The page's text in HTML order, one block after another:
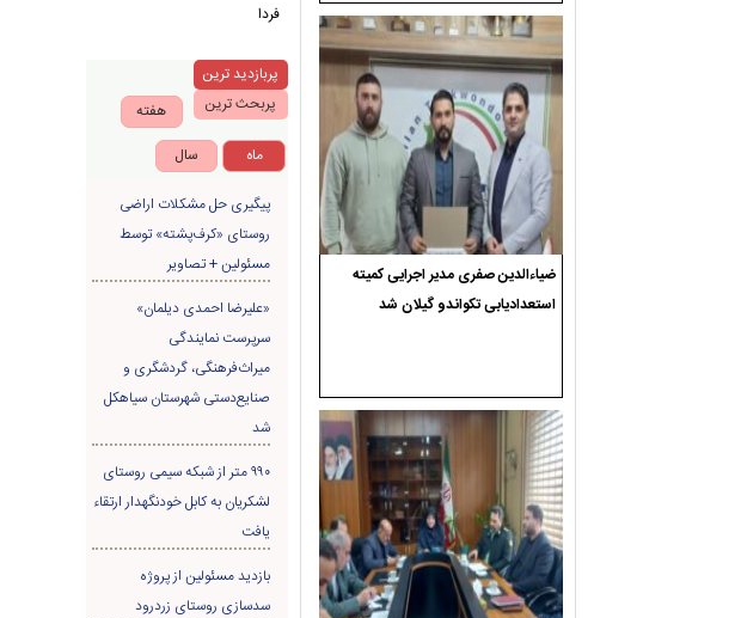
ضیاءالدین صفری مدیر اجرایی کمیته
استعدادیابی تکواندو گیلان شد
فردا
پربازدید ترین
پربحث ترین
هفته
ماه
سال
پیگیری حل مشکلات اراضی
روستای «کرف‌پشته» توسط
مسئولین + تصاویر
«علیرضا احمدی دیلمان»
سرپرست نمایندگی
میراث‌فرهنگی، گردشگری و
صنایع‌دستی شهرستان سیاهکل
شد
۹۹۰ متر از شبکه سیمی روستای
لشکریان به کابل خودنگهدار ارتقاء
یافت
بازدید مسئولین از پروژه
سدسازی روستای زردرود